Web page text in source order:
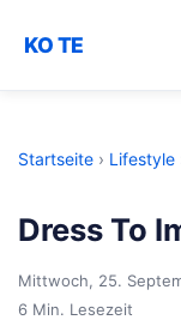
KO TE
Startseite › Lifestyle
Dress To
Mittwoch, 25.
6 Min. Lesezeit